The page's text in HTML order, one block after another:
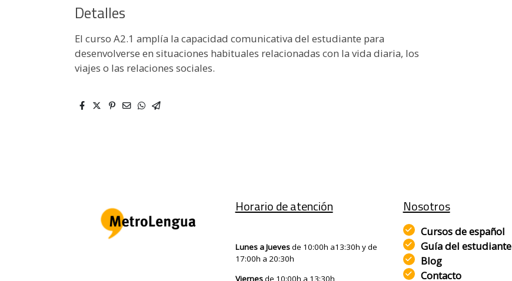
Detalles
El curso A2.1 amplía la capacidad comunicativa del estudiante para
desenvolverse en situaciones habituales relacionadas con la vida diaria, los
viajes o las relaciones sociales.
Horario de atención
Lunes a Juevesde 10:00h a13:30h y de
17:00h a 20:30h
Viernesde 10:00h a 13:30h
Nosotros
Cursos deespañol
Guía del estudiante
Blog
Contacto